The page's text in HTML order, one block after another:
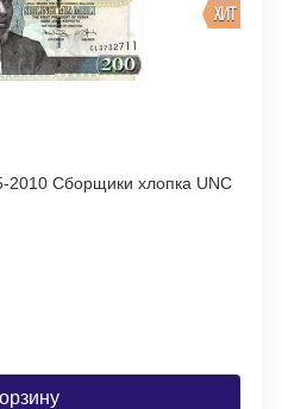
ХИТ
2010 Сборщики хлопка UNC